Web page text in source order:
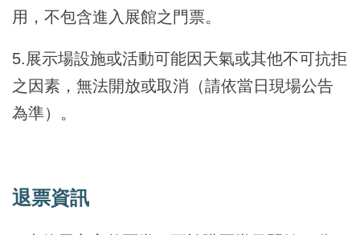
用，不包含進入展館之門票。
5.展示場設施或活動可能因天氣或其他不可抗拒
之因素，無法開放或取消（請依當日現場公告
為準）。
退票資訊